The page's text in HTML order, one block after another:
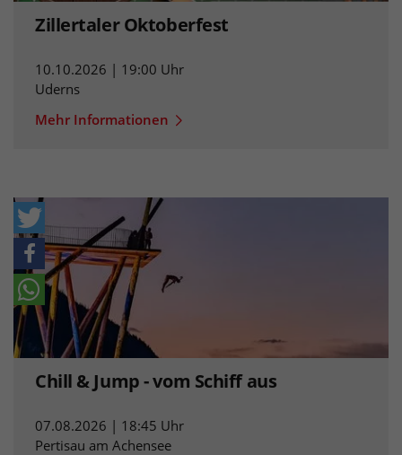
Zillertaler Oktoberfest
10.10.2026 | 19:00 Uhr
Uderns
Mehr Informationen
Chill & Jump - vom Schiff aus
07.08.2026 | 18:45 Uhr
Pertisau am Achensee